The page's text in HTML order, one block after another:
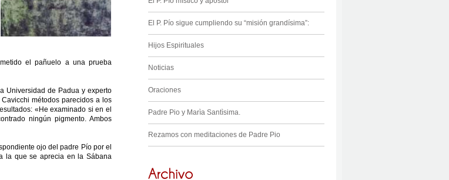
el pañuelo a una prueba
Universidad de Padua y experto
métodos parecidos a los
«He examinado si en el
ningún pigmento. Ambos
ojo del padre Pío por el
la que se aprecia en la Sábana
El P. Pío sigue cumpliendo su “misión grandísima”:
Hijos Espirituales
Noticias
Oraciones
Padre Pio y Marìa Santìsima.
Rezamos con meditaciones de Padre Pio